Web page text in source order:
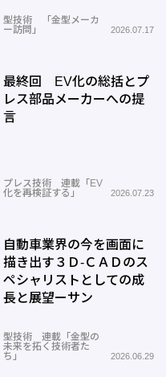
型技術 「金型メーカ
ー訪問」
2026.07.17
最終回 EV化の総括とプ
レス部品メーカーへの提
言
プレス技術 連載「EV
化を再検証する」
2026.07.23
自動車業界の今を画面に
描き出す３Ｄ-ＣＡＤのス
ペシャリストとしての成
長と展望ーサン
型技術 連載「金型の
未来を拓く技術者た
ち」
2026.06.29